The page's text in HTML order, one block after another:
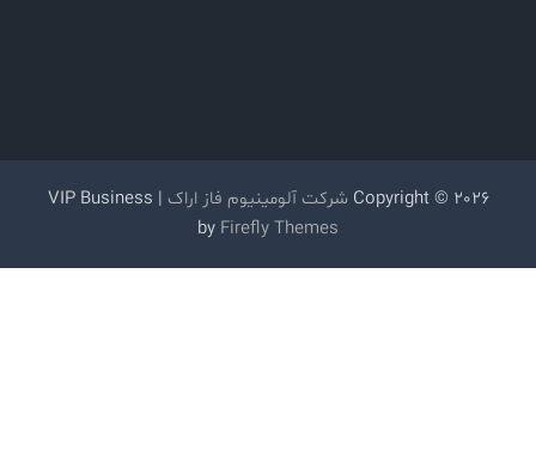
Copyright © 2026 شرکت آلومینیوم فاز اراک
| VIP Business
by Firefly Themes